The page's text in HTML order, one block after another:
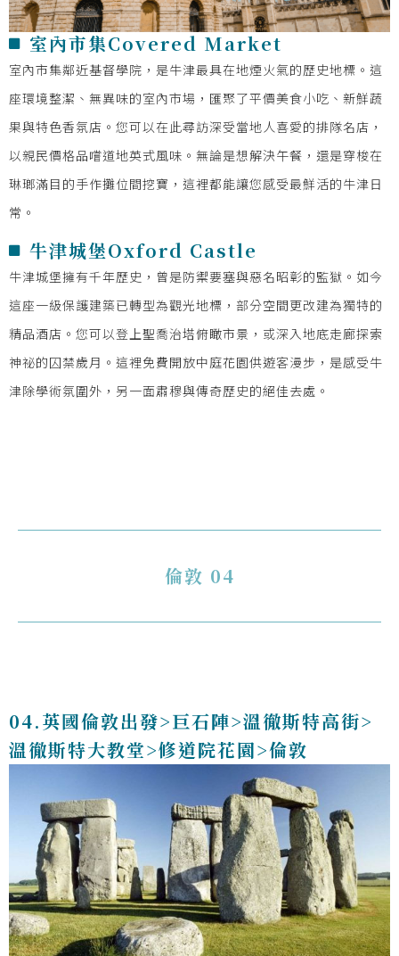
室內市集Covered Market
室內市集鄰近基督學院，是牛津最具在地煙火氣的歷史地標。這
座環境整潔、無異味的室內市場，匯聚了平價美食小吃、新鮮蔬
果與特色香氛店。您可以在此尋訪深受當地人喜愛的排隊名店，
以親民價格品嚐道地英式風味。無論是想解決午餐，還是穿梭在
琳瑯滿目的手作攤位間挖寶，這裡都能讓您感受最鮮活的牛津日
常。
牛津城堡Oxford Castle
牛津城堡擁有千年歷史，曾是防禦要塞與惡名昭彰的監獄。如今
這座一級保護建築已轉型為觀光地標，部分空間更改建為獨特的
精品酒店。您可以登上聖喬治塔俯瞰市景，或深入地底走廊探索
神祕的囚禁歲月。這裡免費開放中庭花園供遊客漫步，是感受牛
津除學術氛圍外，另一面肅穆與傳奇歷史的絕佳去處。
倫敦 04
04.英國倫敦出發>巨石陣>溫徹斯特高街>
溫徹斯特大教堂>修道院花園>倫敦